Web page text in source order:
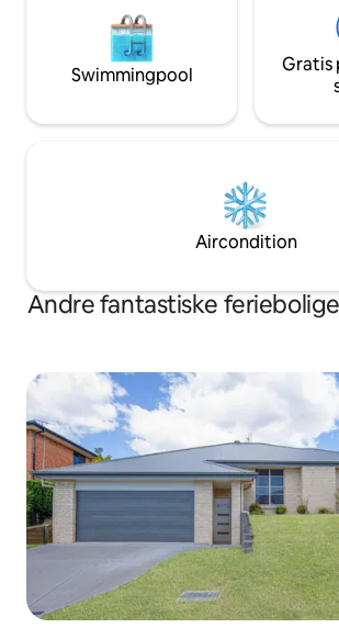
Swimmingpool
Gratis
Aircondition
Andre fantastiske